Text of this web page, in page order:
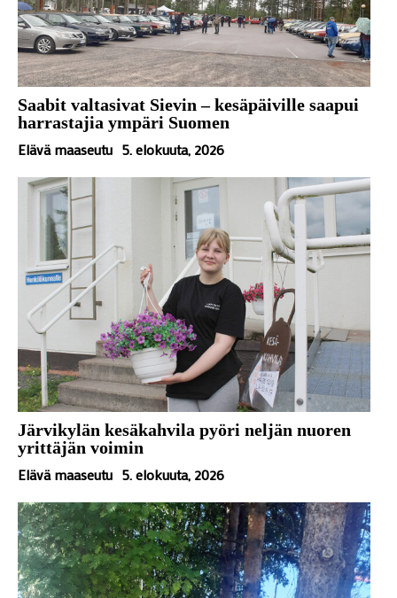
Saabit valtasivat Sievin – kesäpäiville saapui
harrastajia ympäri Suomen
Elävä maaseutu 5. elokuuta, 2026
Järvikylän kesäkahvila pyöri neljän nuoren
yrittäjän voimin
Elävä maaseutu 5. elokuuta, 2026